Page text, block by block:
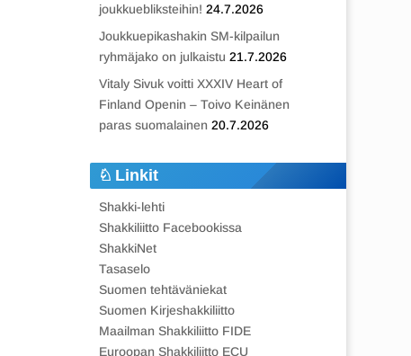
joukkuebliksteihin! 24.7.2026
Joukkuepikashakin SM-kilpailun
ryhmäjako on julkaistu 21.7.2026
Vitaly Sivuk voitti XXXIV Heart of
Finland Openin – Toivo Keinänen
paras suomalainen 20.7.2026
Linkit
Shakki-lehti
Shakkiliitto Facebookissa
ShakkiNet
Tasaselo
Suomen tehtäväniekat
Suomen Kirjeshakkiliitto
Maailman Shakkiliitto FIDE
Euroopan Shakkiliitto ECU